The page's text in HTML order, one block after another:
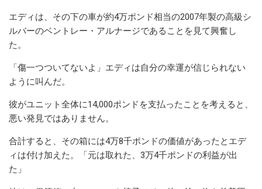
エディは、その下の車が約4万ポンド相当の2007年製の高級シ
ルバーのベントレー・アルナージであることを見て興奮し
た。
「傷一つついてないよ」エディは自分の幸運が信じられない
ように叫んだ。
彼がユニット全体に14,000ポンドを支払ったことを考えると、
悪い発見ではありません。
合計すると、その箱には4万8千ポンドの価値があったとエデ
ィは付け加えた。「元は取れた、3万4千ポンドの利益が出
た」